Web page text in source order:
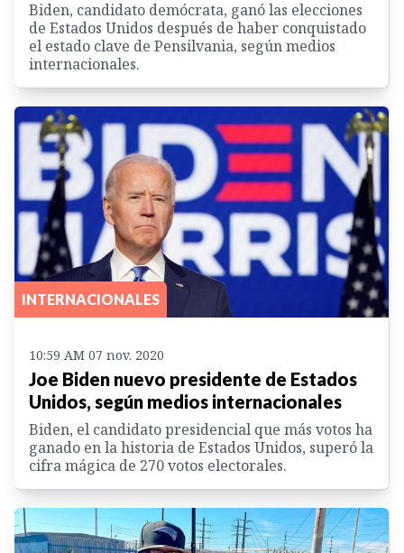
Biden, candidato demócrata, ganó las elecciones
de Estados Unidos después de haber conquistado
el estado clave de Pensilvania, según medios
internacionales.
INTERNACIONALES
10:59 AM 07 nov. 2020
Joe Biden nuevo presidente de Estados
Unidos, según medios internacionales
Biden, el candidato presidencial que más votos ha
ganado en la historia de Estados Unidos, superó la
cifra mágica de 270 votos electorales.